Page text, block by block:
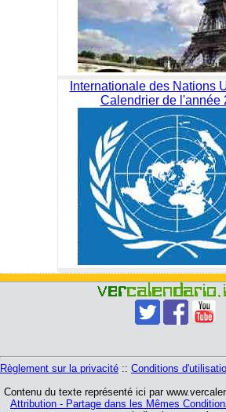
Internationale des Nations
Calendrier de l'année
Règlement sur la privacité :: Conditions
Contenu du texte représenté ici par
Attribution - Partage dans les Mêmes